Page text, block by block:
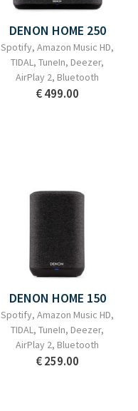
DENON HOME 250
Spotify, Amazon Music HD,
TIDAL, TuneIn, Deezer,
AirPlay 2, Bluetooth
€ 499.00
DENON HOME 150
Spotify, Amazon Music HD,
TIDAL, TuneIn, Deezer,
AirPlay 2, Bluetooth
€ 259.00